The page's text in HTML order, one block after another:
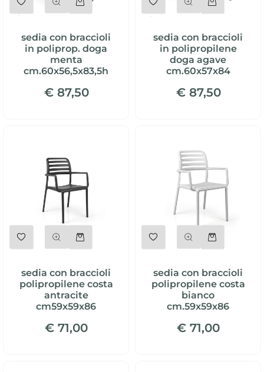
sedia con braccioli
in poliprop. doga
menta
cm.60x56,5x83,5h
€ 87,50
sedia con braccioli
in polipropilene
doga agave
cm.60x57x84
€ 87,50
sedia con braccioli
polipropilene costa
antracite
cm59x59x86
€ 71,00
sedia con braccioli
polipropilene costa
bianco
cm.59x59x86
€ 71,00